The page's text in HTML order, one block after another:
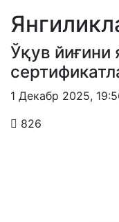
Ўқув йиғини
1 Декабр 2025,
826